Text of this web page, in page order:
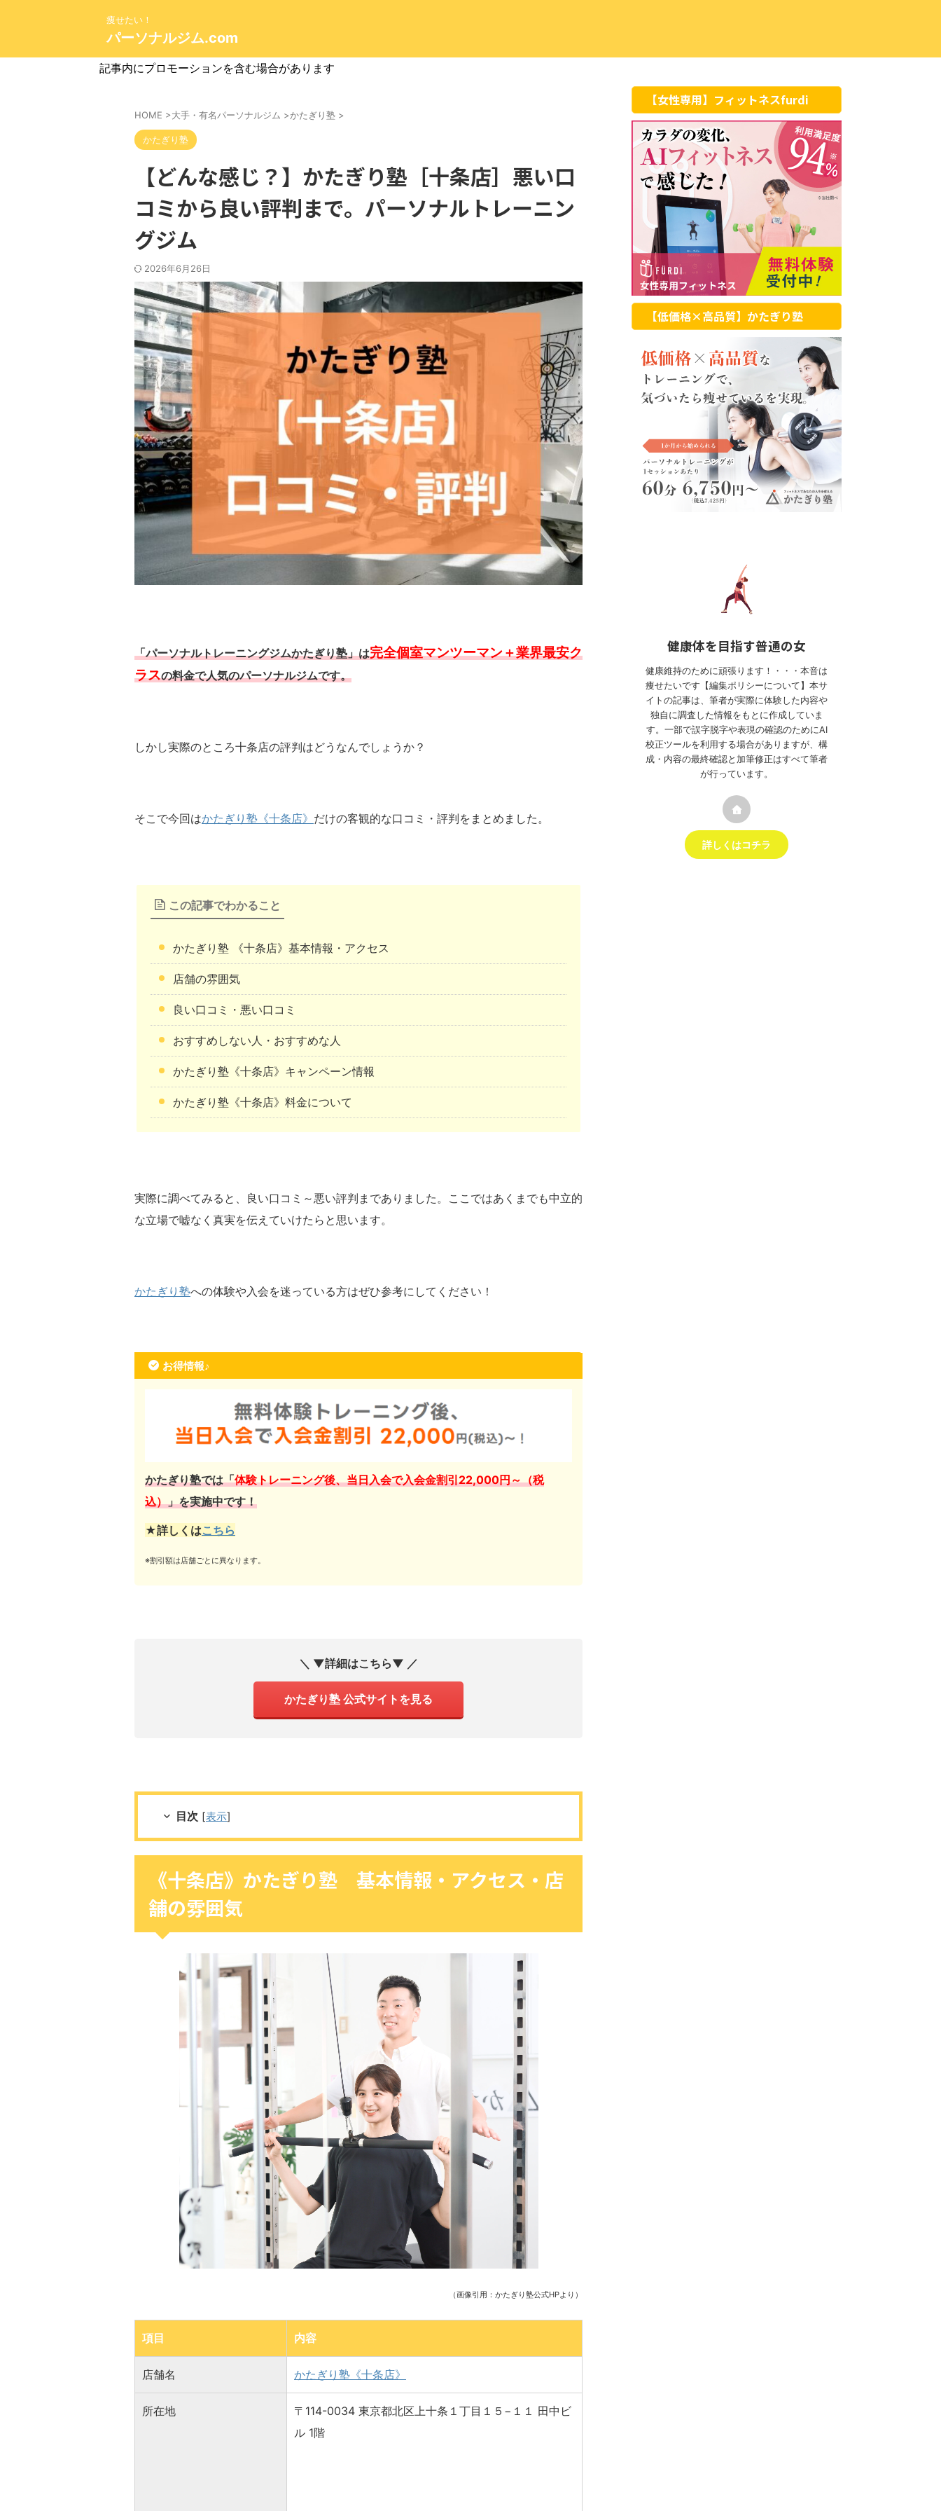
痩せたい！
パーソナルジム.com
記事内にプロモーションを含む場合があります
HOME >大手・有名パーソナルジム >かたぎり塾 >
かたぎり塾
【どんな感じ？】かたぎり塾［十条店］悪い口
コミから良い評判まで。パーソナルトレーニン
グジム
2026年6月26日
「パーソナルトレーニングジムかたぎり塾」は完全個室マンツーマン＋業界最安ク
ラスの料金で人気のパーソナルジムです。
しかし実際のところ十条店の評判はどうなんでしょうか？
そこで今回はかたぎり塾《十条店》 だけの客観的な口コミ・評判をまとめました。
この記事でわかること
かたぎり塾 《十条店》基本情報・アクセス
店舗の雰囲気
良い口コミ・悪い口コミ
おすすめしない人・おすすめな人
かたぎり塾《十条店》キャンペーン情報
かたぎり塾《十条店》料金について
実際に調べてみると、良い口コミ～悪い評判までありました。ここではあくまでも中立的
な立場で嘘なく真実を伝えていけたらと思います。
かたぎり塾への体験や入会を迷っている方はぜひ参考にしてください！
お得情報♪
かたぎり塾では「体験トレーニング後、当日入会で入会金割引22,000円～（税
込）」を実施中です！
★詳しくはこちら
※割引額は店舗ごとに異なります。
＼ ▼詳細はこちら▼ ／
かたぎり塾 公式サイトを見る
目次 [表示]
《十条店》かたぎり塾 基本情報・アクセス・店
舗の雰囲気
（画像引用：かたぎり塾公式HPより）
項目 内容
店舗名 かたぎり塾《十条店》
所在地
〒114-0034 東京都北区上十条１丁目１５−１１ 田中ビ
ル 1階
【女性専用】フィットネスfurdi
【低価格×高品質】かたぎり塾
健康体を目指す普通の女
健康維持のために頑張ります！・・・本音は
痩せたいです【編集ポリシーについて】本サ
イトの記事は、筆者が実際に体験した内容や
独自に調査した情報をもとに作成していま
す。一部で誤字脱字や表現の確認のためにAI
校正ツールを利用する場合がありますが、構
成・内容の最終確認と加筆修正はすべて筆者
が行っています。
詳しくはコチラ